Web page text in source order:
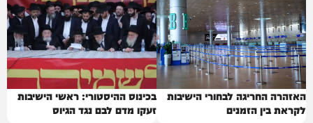
האזהרה החריגה לבחורי הישיבות
לקראת בין הזמנים
בכינוס ההיסטורי: ראשי הישיבות
זעקו מדם לבם נגד הגיוס